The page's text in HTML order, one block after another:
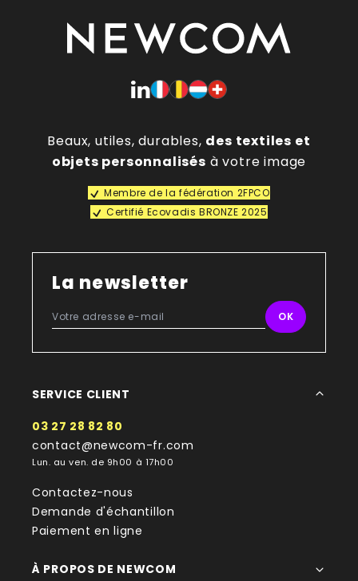
Beaux, utiles, durables, des textiles et
objets personnalisés à votre image
Membre de la fédération 2FPCO
Certifié Ecovadis BRONZE 2025
La newsletter
SERVICE CLIENT
03 27 28 82 80
contact@newcom-fr.com
Lun. au ven. de 9h00 à 17h00
Contactez-nous
Demande d'échantillon
Paiement en ligne
À PROPOS DE NEWCOM